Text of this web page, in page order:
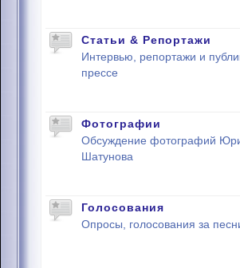
Статьи & Репортажи
Интервью, репортажи и
прессе
Фотографии
Обсуждение фотографий
Шатунова
Голосования
Опросы, голосования за